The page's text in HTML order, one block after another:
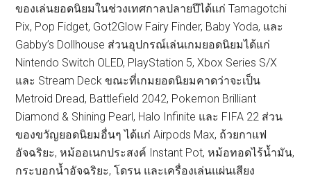
ของเล่นยอดนิยมในช่วงเทศกาลปลายปีได้แก่ Tamagotchi
Pix, Pop Fidget, Got2Glow Fairy Finder, Baby Yoda, และ
Gabby’s Dollhouse ส่วนอุปกรณ์เล่นเกมยอดนิยมได้แก่
Nintendo Switch OLED, PlayStation 5, Xbox Series S/X
และ Stream Deck ขณะที่เกมยอดนิยมคาดว่าจะเป็น
Metroid Dread, Battlefield 2042, Pokemon Brilliant
Diamond & Shining Pearl, Halo Infinite และ FIFA 22 ส่วน
ของขวัญยอดนิยมอื่นๆ ได้แก่ Airpods Max, ถ้วยกาแฟ
อัจฉริยะ, หม้ออเนกประสงค์ Instant Pot, หม้อทอดไร้น้ำมัน,
กระบอกน้ำอัจฉริยะ, โดรน และเครื่องเล่นแผ่นเสียง